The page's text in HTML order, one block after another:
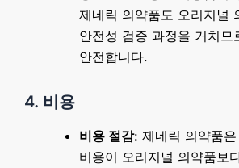
제네릭 의약품도 오리지널
안전성 검증 과정을 거치므
안전합니다.
4. 비용
비용 절감: 제네릭 의약품
비용이 오리지널 의약품보